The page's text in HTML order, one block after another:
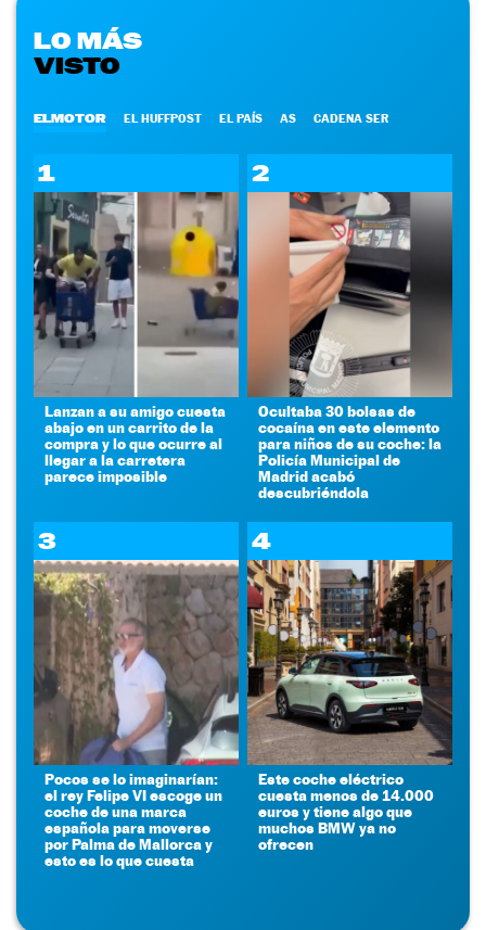
LO MÁS
VISTO
ELMOTOR EL HUFFPOST EL PAÍS AS CADENA SER
1
Lanzan a su amigo cuesta
abajo en un carrito de la
compra y lo que ocurre al
llegar a la carretera
parece imposible
2
Ocultaba 30 bolsas de
cocaína en este elemento
para niños de su coche: la
Policía Municipal de
Madrid acabó
descubriéndola
3
Pocos se lo imaginarían:
el rey Felipe VI escoge un
coche de una marca
española para moverse
por Palma de Mallorca y
esto es lo que cuesta
4
Este coche eléctrico
cuesta menos de 14.000
euros y tiene algo que
muchos BMW ya no
ofrecen